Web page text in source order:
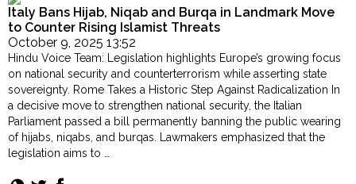
Niqab
and
Hijab
Prohibited
in
Public
Spaces
Amid
Controversy"
Italy Bans Hijab, Niqab and Burqa in Landmark Move
to Counter Rising Islamist Threats
October 9, 2025 13:52
Hindu Voice Team: Legislation highlights Europe’s growing focus
on national security and counterterrorism while asserting state
sovereignty. Rome Takes a Historic Step Against Radicalization In
a decisive move to strengthen national security, the Italian
Parliament passed a bill permanently banning the public wearing
of hijabs, niqabs, and burqas. Lawmakers emphasized that the
legislation aims to …